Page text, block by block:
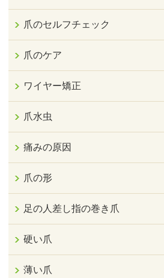
爪のセルフチェック
爪のケア
ワイヤー矯正
爪水虫
痛みの原因
爪の形
足の人差し指の巻き爪
硬い爪
薄い爪